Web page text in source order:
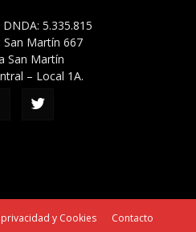
5.335.815
San Martín 667
San Martín
– Local 1A.
y Cookies Contacto